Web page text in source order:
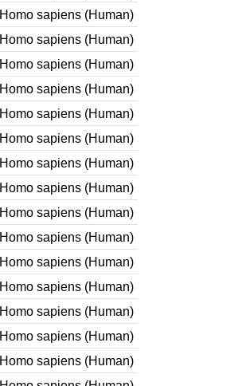
Homo sapiens (Human)
Homo sapiens (Human)
Homo sapiens (Human)
Homo sapiens (Human)
Homo sapiens (Human)
Homo sapiens (Human)
Homo sapiens (Human)
Homo sapiens (Human)
Homo sapiens (Human)
Homo sapiens (Human)
Homo sapiens (Human)
Homo sapiens (Human)
Homo sapiens (Human)
Homo sapiens (Human)
Homo sapiens (Human)